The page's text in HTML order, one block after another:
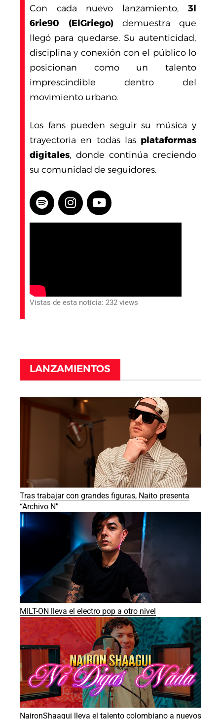
Con cada nuevo lanzamiento, 3l
6rie90 (ElGriego) demuestra que
llegó para quedarse. Su autenticidad,
disciplina y conexión con el público lo
posicionan como un talento
imprescindible dentro del
movimiento urbano.
Los fans pueden seguir su música y
trayectoria en todas las plataformas
digitales, donde continúa creciendo
su comunidad de seguidores.
Vistas de esta noticia: 232 views
LANZAMIENTOS
Tras trabajar con grandes figuras, Naito presenta
“Archivo N”
MILT-ON lleva el electro pop a otro nivel
NaironShaagui lleva el talento colombiano a nuevos